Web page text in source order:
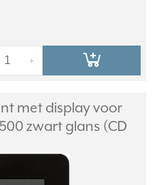
+
met display voor
zwart glans (CD